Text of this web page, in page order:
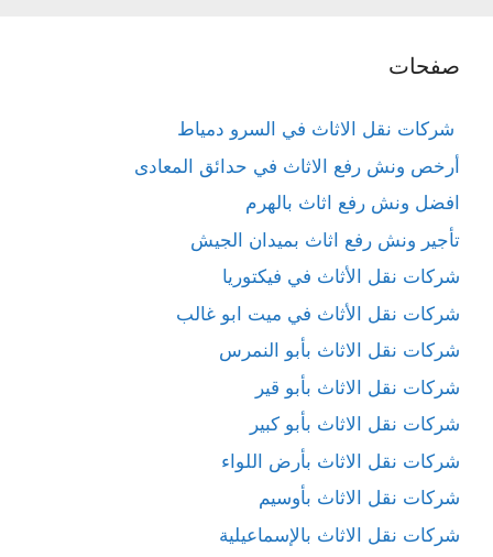
صفحات
شركات نقل الاثاث في السرو دمياط
أرخص ونش رفع الاثاث في حدائق المعادى
افضل ونش رفع اثاث بالهرم
تأجير ونش رفع اثاث بميدان الجيش
شركات نقل الأثاث في فيكتوريا
شركات نقل الأثاث في ميت ابو غالب
شركات نقل الاثاث بأبو النمرس
شركات نقل الاثاث بأبو قير
شركات نقل الاثاث بأبو كبير
شركات نقل الاثاث بأرض اللواء
شركات نقل الاثاث بأوسيم
شركات نقل الاثاث بالإسماعيلية